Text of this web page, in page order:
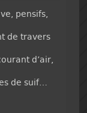
pensifs,
de travers
d’air,
de suif…